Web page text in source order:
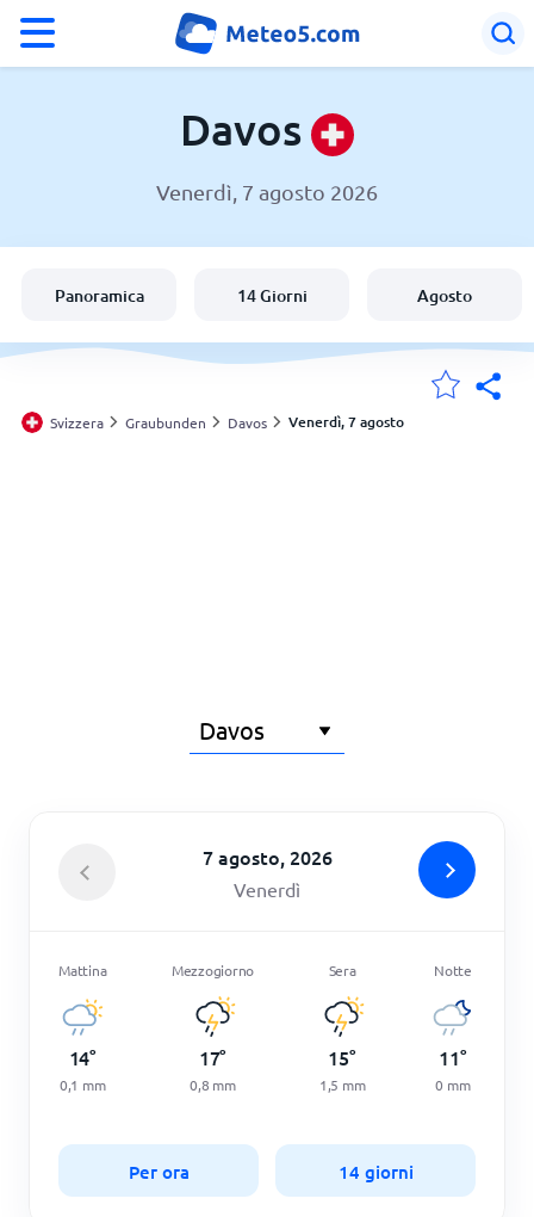
Italia
Le mie località
Davos
Venerdì, 7 agosto 2026
Panoramica 14 Giorni Agosto
Svizzera Graubunden Davos Venerdì, 7 agosto
7 agosto, 2026
Venerdì
Mattina
14°
0,1 mm
Mezzogiorno
17°
0,8 mm
Sera
15°
1,5 mm
Notte
11°
0 mm
Per ora 14 giorni